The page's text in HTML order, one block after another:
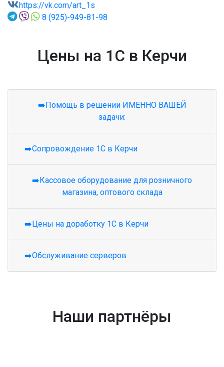
https://vk.com/art_1s
8 (925)-949-81-98
Цены на 1С в Керчи
➡️Помощь в решении ИМЕННО ВАШЕЙ
задачи:
➡️Сопровождение 1С в Керчи
➡️Кассовое оборудование для розничного
магазина, оптового склада
➡️Цены на доработку 1С в Керчи
➡️Обслуживание серверов
Наши партнёры